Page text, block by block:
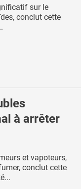
sur le
conclut cette
à arrêter
et vapoteurs,
conclut cette